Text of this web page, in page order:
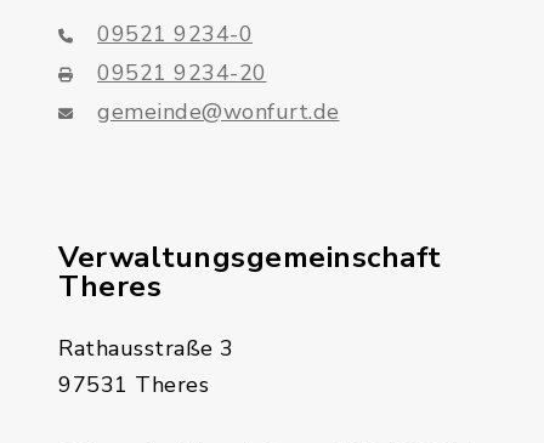
09521 9234-0
09521 9234-20
gemeinde@wonfurt.de
Verwaltungsgemeinschaft
Theres
Rathausstraße 3
97531 Theres